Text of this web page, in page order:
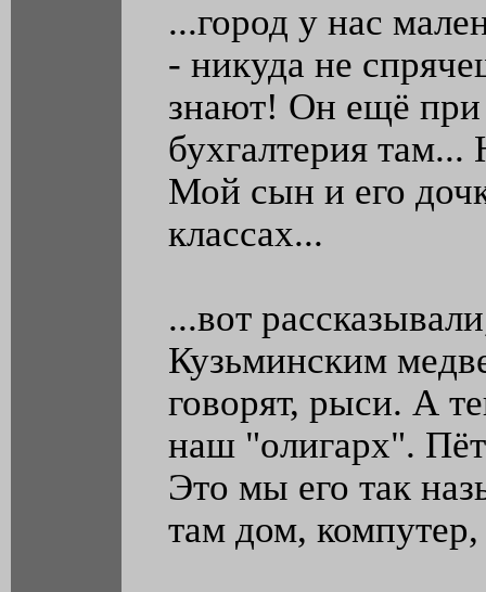
...город у нас
- никуда не
знают! Он ещё
бухгалтерия
Мой сын и его
классах...
...вот
Кузьминским
говорят, рыси. А
наш "олигарх".
Это мы его так
там дом,